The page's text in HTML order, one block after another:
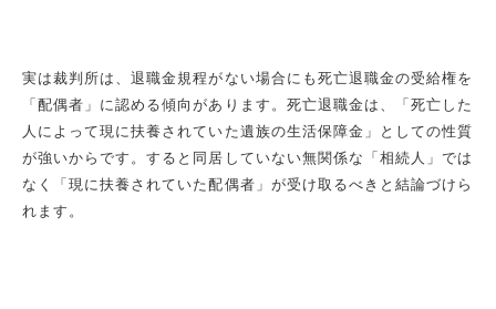
実は裁判所は、退職金規程がない場合にも死亡退職金の受給権を
「配偶者」に認める傾向があります。死亡退職金は、「死亡した
人によって現に扶養されていた遺族の生活保障金」としての性質
が強いからです。すると同居していない無関係な「相続人」では
なく「現に扶養されていた配偶者」が受け取るべきと結論づけら
れます。